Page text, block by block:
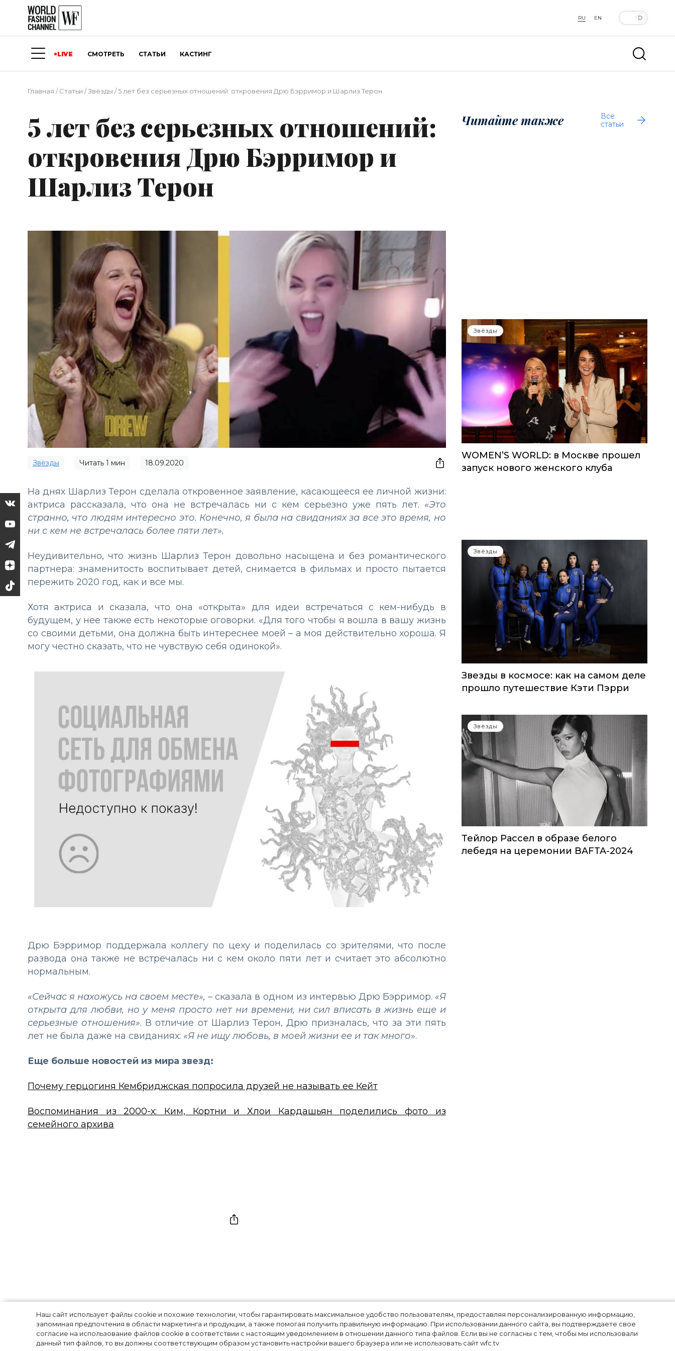
Наш сайт использует файлы cookie и похожие технологии, чтобы гарантировать максимальное удобство пользователям, предоставляя персонализированную информацию,
запоминая предпочтения в области маркетинга и продукции, а также помогая получить правильную информацию. При использовании данного сайта, вы подтверждаете свое
согласие на использование файлов cookie в соответствии с настоящим уведомлением в отношении данного типа файлов. Если вы не согласны с тем, чтобы мы использовали
данный тип файлов, то вы должны соответствующим образом установить настройки вашего браузера или не использовать сайт wfc.tv
RU EN
LIVE СМОТРЕТЬ СТАТЬИ КАСТИНГ
Главная /Статьи /Звёзды /5 лет без серьезных отношений: откровения Дрю Бэрримор и Шарлиз Терон
5 лет без серьезных отношений:
откровения Дрю Бэрримор и
Шарлиз Терон
Звёзды Читать 1 мин 18.09.2020
На днях Шарлиз Терон сделала откровенное заявление, касающееся ее личной жизни:
актриса рассказала, что она не встречалась ни с кем серьезно уже пять лет. «Это
странно, что людям интересно это. Конечно, я была на свиданиях за все это время, но
ни с кем не встречалась более пяти лет».
Неудивительно, что жизнь Шарлиз Терон довольно насыщена и без романтического
партнера: знаменитость воспитывает детей, снимается в фильмах и просто пытается
пережить 2020 год, как и все мы.
Хотя актриса и сказала, что она «открыта» для идеи встречаться с кем-нибудь в
будущем, у нее также есть некоторые оговорки. «Для того чтобы я вошла в вашу жизнь
со своими детьми, она должна быть интереснее моей – а моя действительно хороша. Я
могу честно сказать, что не чувствую себя одинокой».
Дрю Бэрримор поддержала коллегу по цеху и поделилась со зрителями, что после
развода она также не встречалась ни с кем около пяти лет и считает это абсолютно
нормальным.
«Сейчас я нахожусь на своем месте», – сказала в одном из интервью Дрю Бэрримор. «Я
открыта для любви, но у меня просто нет ни времени, ни сил вписать в жизнь еще и
серьезные отношения». В отличие от Шарлиз Терон, Дрю призналась, что за эти пять
лет не была даже на свиданиях: «Я не ищу любовь, в моей жизни ее и так много».
Еще больше новостей из мира звезд:
Почему герцогиня Кембриджская попросила друзей не называть ее Кейт
Воспоминания из 2000-х: Ким, Кортни и Хлои Кардашьян поделились фото из
семейного архива
Читайте также
Все
статьи
Звёзды
WOMEN’S WORLD: в Москве прошел
запуск нового женского клуба
Звёзды
Звезды в космосе: как на самом деле
прошло путешествие Кэти Пэрри
Звёзды
Тейлор Рассел в образе белого
лебедя на церемонии BAFTA-2024
Воспоминания из 2000-х: Ким,